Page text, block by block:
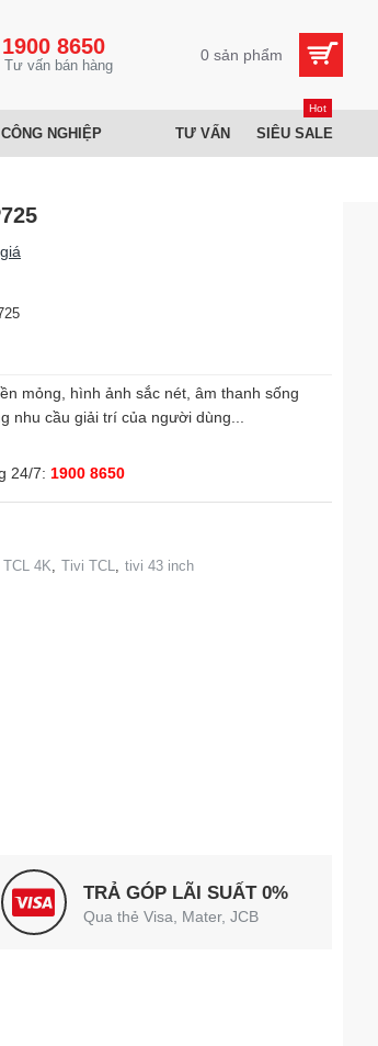
1900 8650 0 sản phẩm
NGHIỆP TƯ VẤN SIÊU SALE
Hot
mỏng, hình ảnh sắc nét, âm thanh sống
nhu cầu giải trí của người dùng...
24/7: 1900 8650
4K, Tivi TCL, tivi 43 inch
TRẢ GÓP LÃI SUẤT 0%
Qua thẻ Visa, Mater, JCB